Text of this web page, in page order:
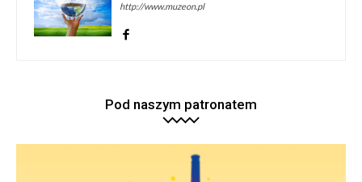
http://www.muzeon.pl
Pod naszym patronatem